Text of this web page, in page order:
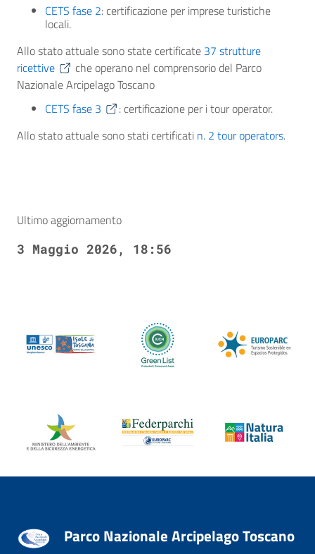
CETS fase 2: certificazione per imprese turistiche
locali.
Allo stato attuale sono state certificate 37 strutture
ricettive
che operano nel comprensorio del Parco
Nazionale Arcipelago Toscano
CETS fase 3
: certificazione per i tour operator.
Allo stato attuale sono stati certificati n. 2 tour operators.
Ultimo aggiornamento
3 Maggio 2026, 18:56
Parco Nazionale Arcipelago Toscano